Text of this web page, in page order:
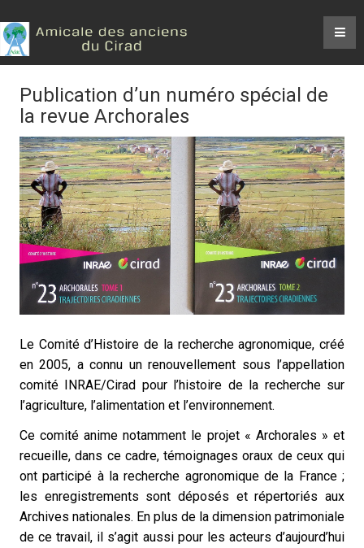
Publication d’un numéro spécial de
la revue Archorales
Le Comité d’Histoire de la recherche agronomique, créé
en 2005, a connu un renouvellement sous l’appellation
comité INRAE/Cirad pour l’histoire de la recherche sur
l’agriculture, l’alimentation et l’environnement.
Ce comité anime notamment le projet « Archorales » et
recueille, dans ce cadre, témoignages oraux de ceux qui
ont participé à la recherche agronomique de la France ;
les enregistrements sont déposés et répertoriés aux
Archives nationales. En plus de la dimension patrimoniale
de ce travail, il s’agit aussi pour les acteurs d’aujourd’hui